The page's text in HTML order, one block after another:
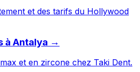
et des tarifs du Hollywood
à Antalya →
et en zircone chez Taki Dent.